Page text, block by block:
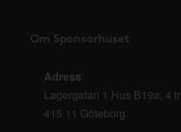
Om Sponsorhuset
Adress:
Lagergatan 1 Hus B19a, 4 tr
415 11 Göteborg